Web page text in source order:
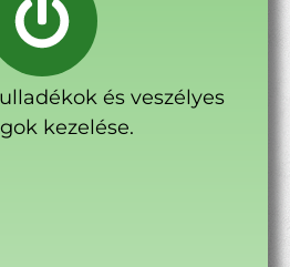
és veszélyes
kezelése.